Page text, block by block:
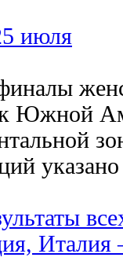
июля
Южной
Италия